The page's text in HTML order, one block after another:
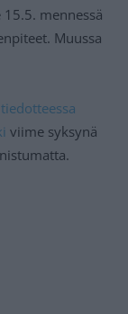
mennessä
Muussa
viime syksynä